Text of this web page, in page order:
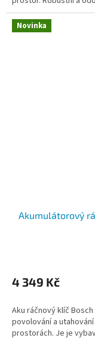
Novinka
Akumulátorový
4 349 Kč
Aku ráčnový klíč
povolování a
prostorách. Je je